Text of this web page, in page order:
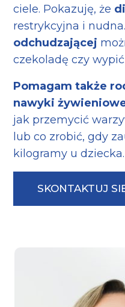
ciele. Pokazuję, że
restrykcyjna i
odchudzającej
czekoladę czy
Pomagam także
nawyki
jak przemycić
lub co zrobić, gdy
kilogramy u dziecka.
SKONTAKTUJ